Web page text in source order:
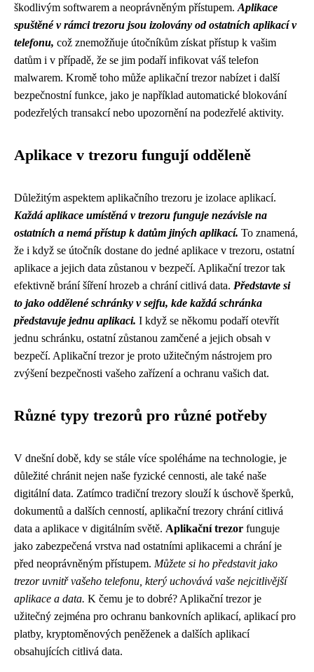
škodlivým softwarem a neoprávněným přístupem. Aplikace
spuštěné v rámci trezoru jsou izolovány od ostatních aplikací v
telefonu, což znemožňuje útočníkům získat přístup k vašim
datům i v případě, že se jim podaří infikovat váš telefon
malwarem. Kromě toho může aplikační trezor nabízet i další
bezpečnostní funkce, jako je například automatické blokování
podezřelých transakcí nebo upozornění na podezřelé aktivity.
Aplikace v trezoru fungují odděleně
Důležitým aspektem aplikačního trezoru je izolace aplikací.
Každá aplikace umístěná v trezoru funguje nezávisle na
ostatních a nemá přístup k datům jiných aplikací. To znamená,
že i když se útočník dostane do jedné aplikace v trezoru, ostatní
aplikace a jejich data zůstanou v bezpečí. Aplikační trezor tak
efektivně brání šíření hrozeb a chrání citlivá data. Představte si
to jako oddělené schránky v sejfu, kde každá schránka
představuje jednu aplikaci. I když se někomu podaří otevřít
jednu schránku, ostatní zůstanou zamčené a jejich obsah v
bezpečí. Aplikační trezor je proto užitečným nástrojem pro
zvýšení bezpečnosti vašeho zařízení a ochranu vašich dat.
Různé typy trezorů pro různé potřeby
V dnešní době, kdy se stále více spoléháme na technologie, je
důležité chránit nejen naše fyzické cennosti, ale také naše
digitální data. Zatímco tradiční trezory slouží k úschově šperků,
dokumentů a dalších cenností, aplikační trezory chrání citlivá
data a aplikace v digitálním světě. Aplikační trezor funguje
jako zabezpečená vrstva nad ostatními aplikacemi a chrání je
před neoprávněným přístupem. Můžete si ho představit jako
trezor uvnitř vašeho telefonu, který uchovává vaše nejcitlivější
aplikace a data. K čemu je to dobré? Aplikační trezor je
užitečný zejména pro ochranu bankovních aplikací, aplikací pro
platby, kryptoměnových peněženek a dalších aplikací
obsahujících citlivá data.